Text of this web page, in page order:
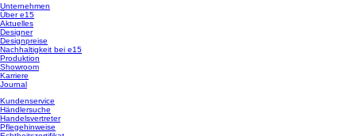
Unternehmen
Über e15
Aktuelles
Designer
Designpreise
Nachhaltigkeit bei e15
Produktion
Showroom
Karriere
Journal
Kundenservice
Händlersuche
Handelsvertreter
Pflegehinweise